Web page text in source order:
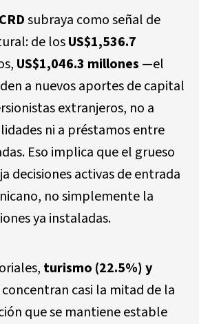
subraya como señal de
de losUS$1,536.7
US$1,046.3 millones —el
a nuevos aportes de capital
extranjeros, no a
ni a préstamos entre
Eso implica que el grueso
decisiones activas de entrada
no simplemente la
ya instaladas.
turismo (22.5%) y
concentran casi la mitad de la
que se mantiene estable